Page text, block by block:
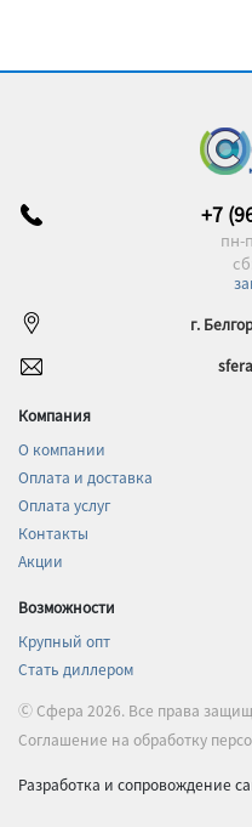
+7
пн-
г.
Компания
О компании
Оплата и доставка
Оплата услуг
Контакты
Акции
Возможности
Крупный опт
Стать диллером
Ⓒ Сфера 2026. Все права
Соглашение на обработку
Разработка и сопровождение